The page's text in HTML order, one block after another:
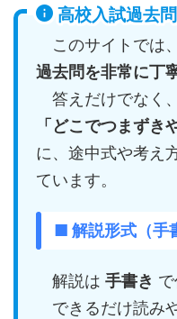
高校入試過去
このサイトでは、
過去問を非常に丁
答えだけでなく、
「どこでつまずき
に、途中式や考え
ています。
■ 解説形式（手
解説は 手書き
できるだけ読み